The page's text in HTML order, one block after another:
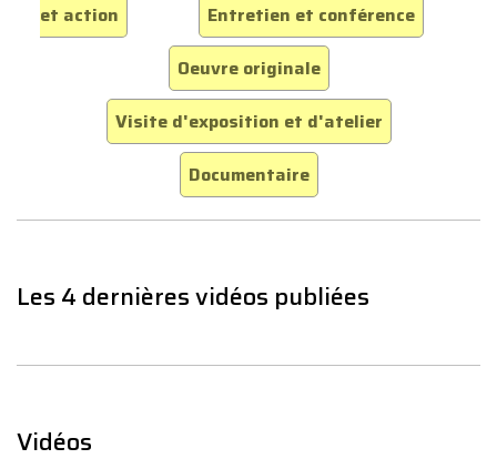
et action
Entretien et conférence
Oeuvre originale
Visite d'exposition et d'atelier
Documentaire
Les 4 dernières vidéos publiées
Vidéos